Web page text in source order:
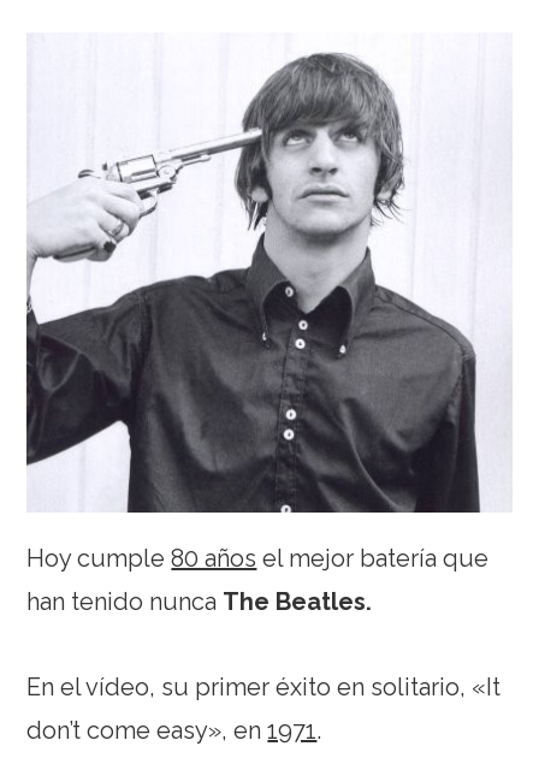
Hoy cumple80 años el mejor batería que
han tenido nunca The Beatles.
En el vídeo, su primer éxito en solitario, «It
don’t come easy», en1971.